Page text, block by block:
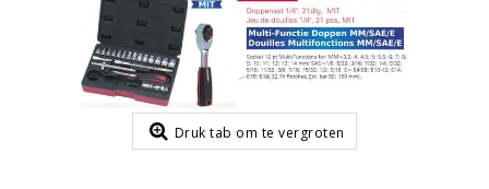
Druk tab om te vergroten